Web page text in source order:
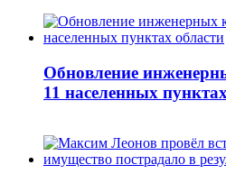
Обновление
11 населенных